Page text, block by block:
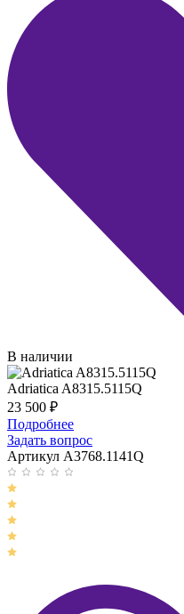
В наличии
Adriatica A8315.5115Q
23 500 ₽
Подробнее
Задать вопрос
Артикул A3768.1141Q